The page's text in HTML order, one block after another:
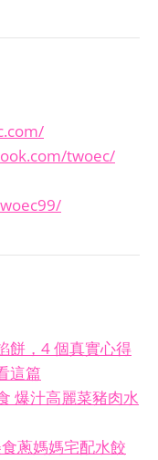
twoec/
餅，4 個真實心得
這篇
爆汁高麗菜豬肉水
蔥媽媽宅配水餃